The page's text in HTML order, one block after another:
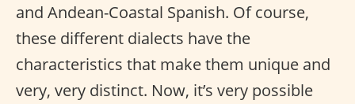
and Andean-Coastal Spanish. Of course,
these different dialects have the
characteristics that make them unique and
very, very distinct. Now, it’s very possible